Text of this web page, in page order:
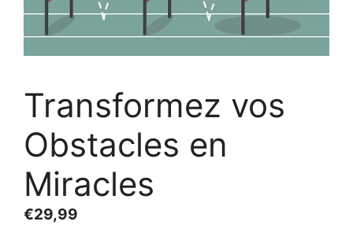
Transformez vos
Obstacles en
Miracles
€29,99